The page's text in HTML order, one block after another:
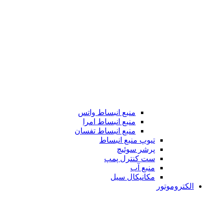
منبع انبساط واتس
منبع انبساط امرا
منبع انبساط تفسان
تیوپ منبع انبساط
پرشر سوئیچ
ست کنترل پمپ
منبع آب
مکانیکال سیل
الکتروموتور